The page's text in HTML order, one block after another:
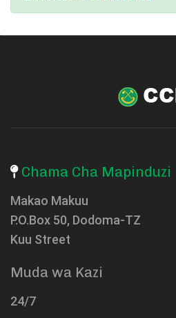
Chama Cha Mapinduzi
Makao Makuu
P.O.Box 50, Dodoma-TZ
Kuu Street
Muda wa Kazi
24/7